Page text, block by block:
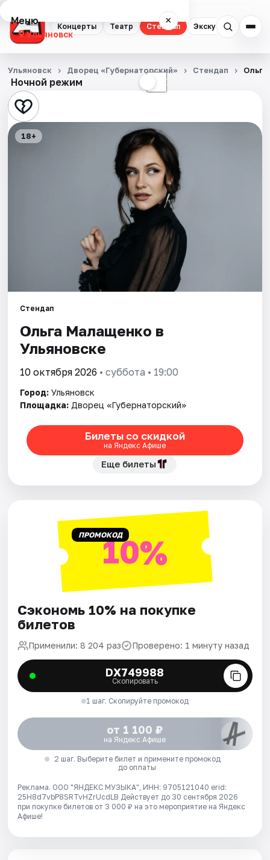
Концерты Театр Стендап Экскурсии
Меню ×
Ульяновск
Концерты
Театр
Стендап
Рейтинги
Ночной режим ☾
Ульяновск Дворец «Губернаторский» Стендап
18+
Стендап
Ольга Малащенко в
Ульяновске
10 октября 2026 • суббота • 19:00
Город: Ульяновск
Площадка: Дворец «Губернаторский»
Билеты со скидкой
на Яндекс Афише
Еще билеты
ПРОМОКОД10%
Сэкономь 10% на покупке
билетов
Применили: 8 204 раз Проверено: 1 минуту назад
DX749988
Скопировать
1 шаг. Скопируйте промокод
от 1 100 ₽
на Яндекс Афише
2 шаг. Выберите билет и примените промокод
до оплаты
Реклама. ООО "ЯНДЕКС МУЗЫКА", ИНН: 9705121040 erid:
25H8d7vbP8SRTvHZrUcdLB Действует до 30 сентября 2026
при покупке билетов от 3 000 ₽ на это мероприятие на Яндекс
Афише!